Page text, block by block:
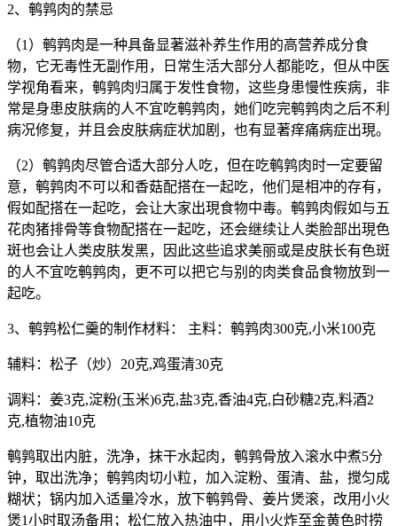
2、鹌鹑肉的禁忌
（1）鹌鹑肉是一种具备显著滋补养生作用的高营养成分食
物，它无毒性无副作用，日常生活大部分人都能吃，但从中医
学视角看来，鹌鹑肉归属于发性食物，这些身患慢性疾病，非
常是身患皮肤病的人不宜吃鹌鹑肉，她们吃完鹌鹑肉之后不利
病况修复，并且会皮肤病症状加剧，也有显著痒痛病症出現。
（2）鹌鹑肉尽管合适大部分人吃，但在吃鹌鹑肉时一定要留
意，鹌鹑肉不可以和香菇配搭在一起吃，他们是相冲的存有，
假如配搭在一起吃，会让大家出現食物中毒。鹌鹑肉假如与五
花肉猪排骨等食物配搭在一起吃，还会继续让人类脸部出現色
斑也会让人类皮肤发黑，因此这些追求美丽或是皮肤长有色斑
的人不宜吃鹌鹑肉，更不可以把它与别的肉类食品食物放到一
起吃。
3、鹌鹑松仁羹的制作材料： 主料：鹌鹑肉300克,小米100克
辅料：松子（炒）20克,鸡蛋清30克
调料：姜3克,淀粉(玉米)6克,盐3克,香油4克,白砂糖2克,料酒2
克,植物油10克
鹌鹑取出内脏，洗净，抹干水起肉，鹌鹑骨放入滚水中煮5分
钟，取出洗净；鹌鹑肉切小粒，加入淀粉、蛋清、盐，搅匀成
糊状；锅内加入适量冷水，放下鹌鹑骨、姜片煲滚，改用小火
煲1小时取汤备用；松仁放入热油中，用小火炸至金黄色时捞